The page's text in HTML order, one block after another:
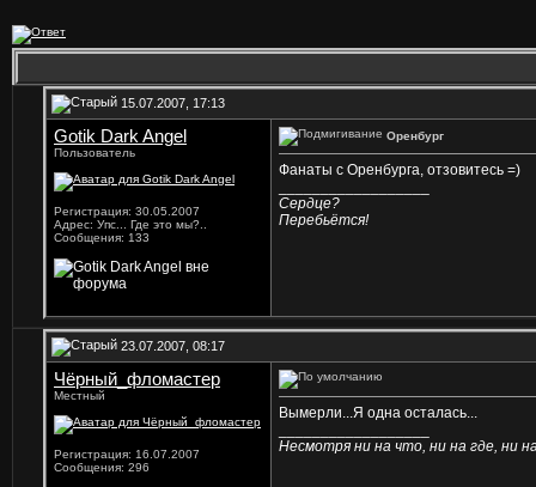
15.07.2007, 17:13
Gotik Dark Angel
Пользователь
Регистрация: 30.05.2007
Адрес: Упс... Где это мы?..
Сообщения: 133
Оренбург
Фанаты с Оренбурга, отзовитесь =)
Сердце?
Перебьётся!
23.07.2007, 08:17
Чёрный_фломастер
Местный
Регистрация: 16.07.2007
Сообщения: 296
Вымерли...Я одна осталась...
Несмотря ни на что, ни на где, ни